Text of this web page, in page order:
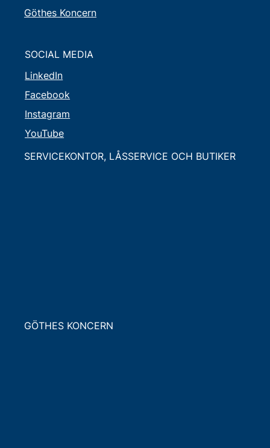
SERVICEKONTOR, LÅSSERVICE OCH BUTIKER
GÖTHES KONCERN
Göthes Koncern
SOCIAL MEDIA
LinkedIn
Facebook
Instagram
YouTube